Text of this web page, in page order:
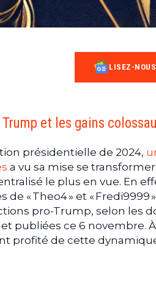
LISEZ-NOUS
et les gains
présidentielle de 2024,
a vu sa mise se
le plus en vue. En
de « Theo4 » et «
pro-Trump, selon les
publiées ce 6 novembre.
profité de cette